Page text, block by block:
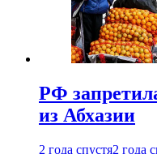
РФ
из Абхазии
2 года спустя2 года